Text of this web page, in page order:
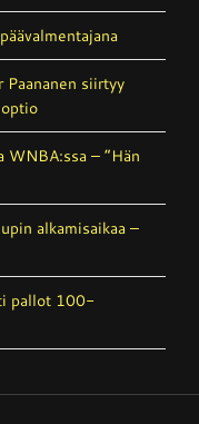
siirtyy
WNBA:ssa – ”Hän
alkamisaikaa –
pallot 100-